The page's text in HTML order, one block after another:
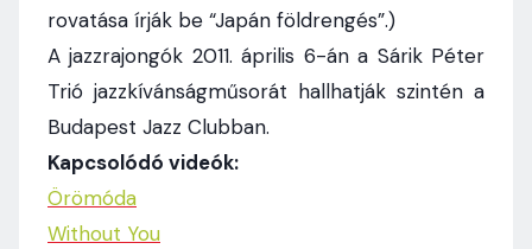
rovatása írják be “Japán földrengés”.)
A jazzrajongók 2011. április 6-án a Sárik Péter
Trió jazzkívánságműsorát hallhatják szintén a
Budapest Jazz Clubban.
Kapcsolódó videók:
Örömóda
Without You